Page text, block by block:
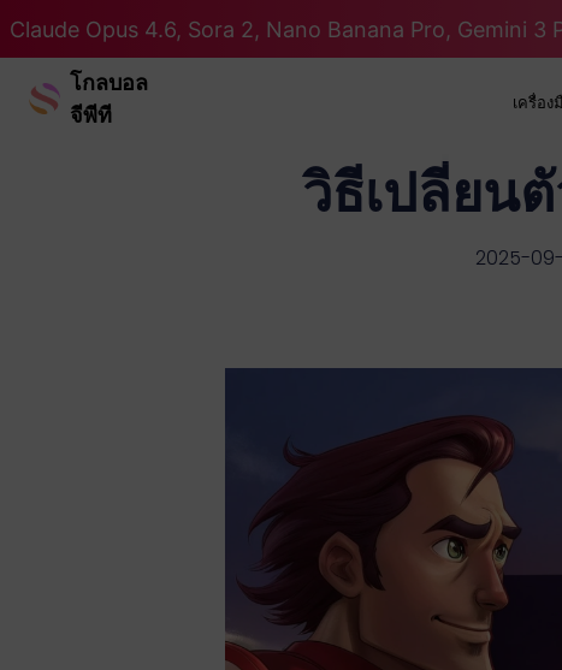
Claude Opus 4.6, Sora 2, Nano Banana Pro, Gemini 3
โกลบอล
จีพีที
เครื่อ
วิธีเปลี่ยน
2025-